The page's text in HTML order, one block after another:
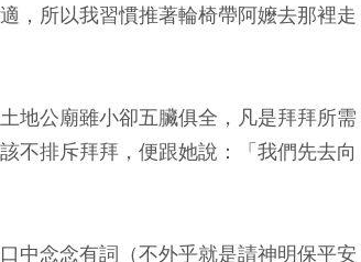
，所以我習慣推著輪椅帶阿嬤去那裡走
地公廟雖小卻五臟俱全，凡是拜拜所需
不排斥拜拜，便跟她說：「我們先去向
中念念有詞（不外乎就是請神明保平安